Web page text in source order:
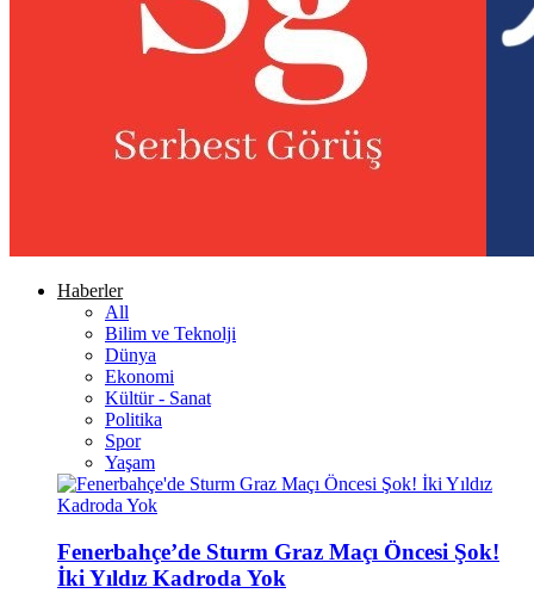
Haberler
All
Bilim ve Teknolji
Dünya
Ekonomi
Kültür - Sanat
Politika
Spor
Yaşam
Fenerbahçe’de Sturm Graz Maçı Öncesi Şok!
İki Yıldız Kadroda Yok